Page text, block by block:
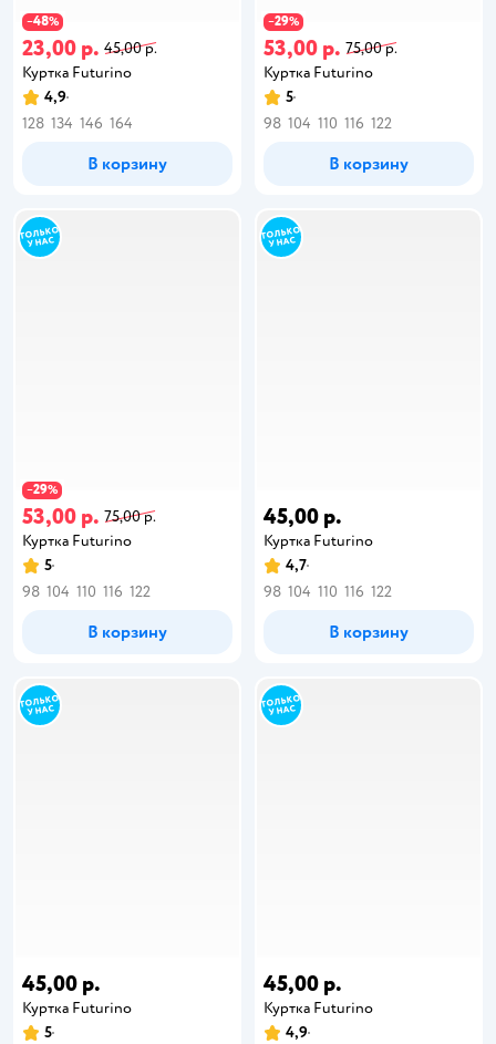
−48%
23,00 р. 45,00 р.
Куртка Futurino
4,9
128 134 146 164
В корзину
−29%
53,00 р. 75,00 р.
Куртка Futurino
5
98 104 110 116 122
В корзину
−29%
53,00 р. 75,00 р.
Куртка Futurino
5
98 104 110 116 122
В корзину
45,00 р.
Куртка Futurino
4,7
98 104 110 116 122
В корзину
45,00 р.
Куртка Futurino
5
45,00 р.
Куртка Futurino
4,9